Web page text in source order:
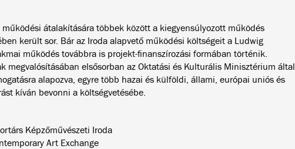
működési átalakítására többek között a kiegyensúlyozott működés
került sor. Bár az Iroda alapvető működési költségeit a Ludwig
működés továbbra is projekt-finanszírozási formában történik.
megvalósításában elsősorban az Oktatási és Kulturális Minisztérium által
alapozva, egyre több hazai és külföldi, állami, európai uniós és
kíván bevonni a költségvetésébe.
Képzőművészeti Iroda
Art Exchange